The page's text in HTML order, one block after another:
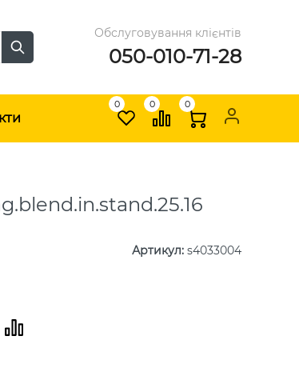
Обслуговування клієнтів
050-010-71-28
0 0 0
Артикул: s4033004